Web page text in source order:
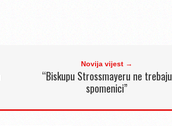
Novija vijest →
“Biskupu Strossmayeru ne trebaju
spomenici”